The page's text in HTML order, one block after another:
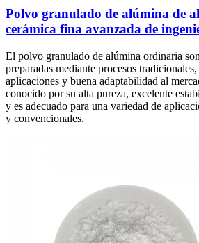
Polvo granulado de alúmina de
cerámica fina avanzada de
El polvo granulado de alúmina ordinaria
preparadas mediante procesos
aplicaciones y buena adaptabilidad al
conocido por su alta pureza, excelente
y es adecuado para una variedad de
y convencionales.